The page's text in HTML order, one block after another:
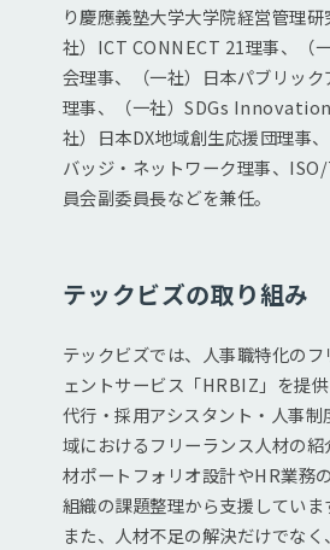
り慶應義塾大学大学院経営管理
社）ICT CONNECT 21理事、（
会理事、（一社）日本パブリック
理事、（一社）SDGs
社）日本DX地域創生応援団理事
バッジ・ネットワーク理事、
員会副委員長などを兼任。
テックビズの取り組み
テックビズでは、人事職特化の
ェントサービス「HRBIZ」を提
代行・採用アシスタント・人事
域におけるフリーランス人材の紹
材ポートフォリオ設計やHR業務
組織の課題整理から支援していま
また、人材不足の解決だけでな